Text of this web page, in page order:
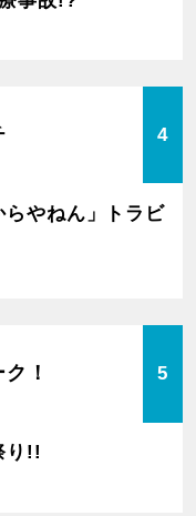
4
らやねん」トラビ
！ 5
り!!